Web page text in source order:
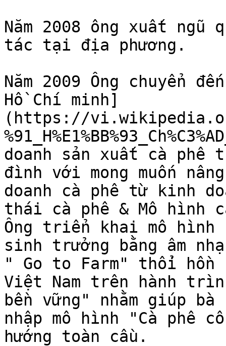
Năm 2008 ông xuất ngũ
tác tại địa phương.
Năm 2009 Ông chuyển
Hồ Chí minh]
(https://vi.wikipedia.org/
doanh sản xuất cà phê
đình với mong muốn
doanh cà phê từ kinh
thái cà phê & Mô hình
Ông triển khai mô hình
sinh trưởng bằng âm
" Go to Farm" thổi hồn
Việt Nam trên hành
bền vững" nhằm giúp
nhập mô hình "Cà phê
hướng toàn cầu.